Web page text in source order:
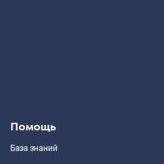
Помощь
База знаний